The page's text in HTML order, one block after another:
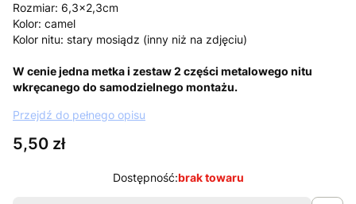
Rozmiar: 6,3x2,3cm
Kolor: camel
Kolor nitu: stary mosiądz (inny niż na zdjęciu)
W cenie jedna metka i zestaw 2 części metalowego nitu
wkręcanego do samodzielnego montażu.
Przejdź do pełnego opisu
Cena
5,50 zł
Dostępność:brak towaru